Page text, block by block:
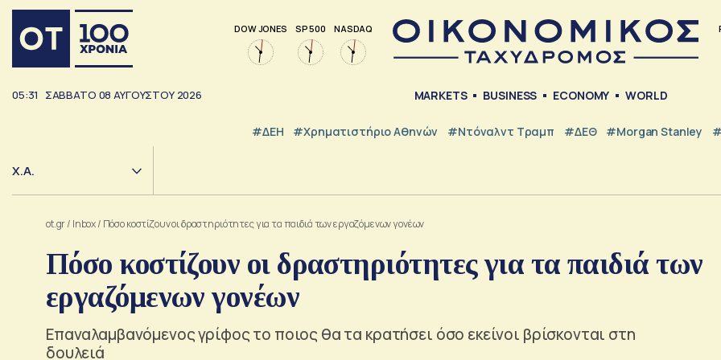
DOW JONES SP 500 NASDAQ
05:31 ΣΑΒΒΑΤΟ 08 ΑΥΓΟΥΣΤΟΥ 2026 MARKETS BUSINESS ECONOMY WORLD
#ΔΕΗ #Χρηματιστήριο Αθηνών #Ντόναλντ Τραμπ #ΔΕΘ #Morgan Stanley
Χ.Α.
ot.gr/ Inbox/ Πόσο κοστίζουν οι δραστηριότητες για τα παιδιά των εργαζόμενων γονέων
Πόσο κοστίζουν οι δραστηριότητες για τα παιδιά των
εργαζόμενων γονέων
Επαναλαμβανόμενος γρίφος το ποιος θα τα κρατήσει όσο εκείνοι βρίσκονται στη
δουλειά